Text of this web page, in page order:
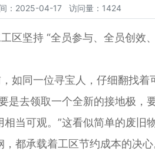
：2025-04-17 访问量：1424
坚持 “全员参与、全员创效
同一位寻宝人，仔细翻找着
是去领取一个全新的接地极
当可观。”这看似简单的废旧
都承载着工区节约成本的决心